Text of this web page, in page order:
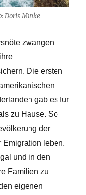
Doris Minke
zwangen
Die ersten
gab es für
zu Hause. So
der
Emigration leben,
und in den
Familien zu
eigenen